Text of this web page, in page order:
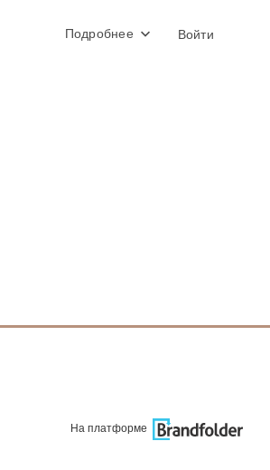
Подробнее Войти
На платформе